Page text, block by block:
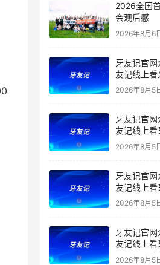
2026全国
会观后感
2026年8月6
牙友记官
友记线上看
干什么的？
2026年8月5
牙友记官
友记线上看
看牙不再靠
2026年8月5
牙友记官
友记线上看
破口腔行业
2026年8月5
牙友记官
友记线上看
地同城就诊
2026年8月5